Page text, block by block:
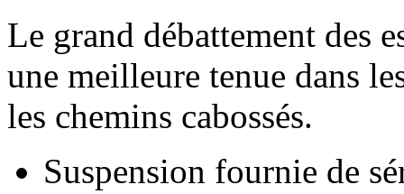
Le grand débattement des
une meilleure tenue dans
les chemins cabossés.
Suspension fournie de